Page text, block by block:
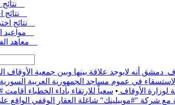
أنه لايوجد علاقة بينها وبين جمعية الأوقاف
في عموم مساجد الجمهورية العربية السورية
لوزارة الأوقاف • سعياً للارتقاء بأداء الخطباء
شاغلة العقار الوقفي الواقع على / 1191/ منطقة الصالحية جادة_ مقابل فندق